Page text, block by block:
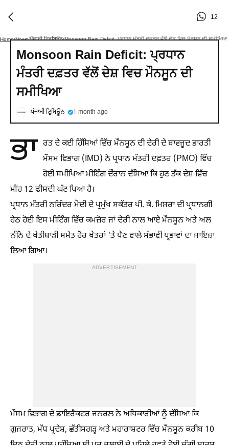
12
Home/News/ਪੰਜਾਬੀ ਟ੍ਰਿਬਿਊਨ/Monsoon Rain Deficit: ਪ੍ਰਧਾਨ ਮੰਤਰੀ ਦਫ਼ਤਰ ਵੱਲੋਂ ਦੇਸ਼ ਵਿਚ ਮੌਨਸੂਨ ਦੀ ਸਮੀਖਿਆ
Monsoon Rain Deficit: ਪ੍ਰਧਾਨ
ਮੰਤਰੀ ਦਫ਼ਤਰ ਵੱਲੋਂ ਦੇਸ਼ ਵਿਚ ਮੌਨਸੂਨ ਦੀ
ਸਮੀਖਿਆ
ਪੰਜਾਬੀ ਟ੍ਰਿਬਿਊਨ 1 month ago
ਭਾ ਰਤ ਦੇ ਕਈ ਹਿੱਸਿਆਂ ਵਿੱਚ ਮੌਨਸੂਨ ਦੀ ਦੇਰੀ ਦੇ ਬਾਵਜੂਦ ਭਾਰਤੀ
ਮੌਸਮ ਵਿਭਾਗ (IMD) ਨੇ ਪ੍ਰਧਾਨ ਮੰਤਰੀ ਦਫ਼ਤਰ (PMO) ਵਿੱਚ
ਹੋਈ ਸਮੀਖਿਆ ਮੀਟਿੰਗ ਦੌਰਾਨ ਦੱਸਿਆ ਕਿ ਹੁਣ ਤੱਕ ਦੇਸ਼ ਵਿੱਚ
ਮੀਂਹ 12 ਫੀਸਦੀ ਘੱਟ ਪਿਆ ਹੈ।
ਪ੍ਰਧਾਨ ਮੰਤਰੀ ਨਰਿੰਦਰ ਮੋਦੀ ਦੇ ਪ੍ਰਮੁੱਖ ਸਕੱਤਰ ਪੀ. ਕੇ. ਮਿਸ਼ਰਾ ਦੀ ਪ੍ਰਧਾਨਗੀ
ਹੇਠ ਹੋਈ ਇਸ ਮੀਟਿੰਗ ਵਿੱਚ ਕਮਜ਼ੋਰ ਜਾਂ ਦੇਰੀ ਨਾਲ ਆਏ ਮੌਨਸੂਨ ਅਤੇ ਅਲ
ਨੀਨੋ ਦੇ ਖੇਤੀਬਾੜੀ ਸਮੇਤ ਹੋਰ ਖੇਤਰਾਂ 'ਤੇ ਪੈਣ ਵਾਲੇ ਸੰਭਾਵੀ ਪ੍ਰਭਾਵਾਂ ਦਾ ਜਾਇਜ਼ਾ
ਲਿਆ ਗਿਆ।
ADVERTISEMENT
ਮੌਸਮ ਵਿਭਾਗ ਦੇ ਡਾਇਰੈਕਟਰ ਜਨਰਲ ਨੇ ਅਧਿਕਾਰੀਆਂ ਨੂੰ ਦੱਸਿਆ ਕਿ
ਗੁਜਰਾਤ, ਮੱਧ ਪ੍ਰਦੇਸ਼, ਛੱਤੀਸਗੜ੍ਹ ਅਤੇ ਮਹਾਰਾਸ਼ਟਰ ਵਿੱਚ ਮੌਨਸੂਨ ਕਰੀਬ 10